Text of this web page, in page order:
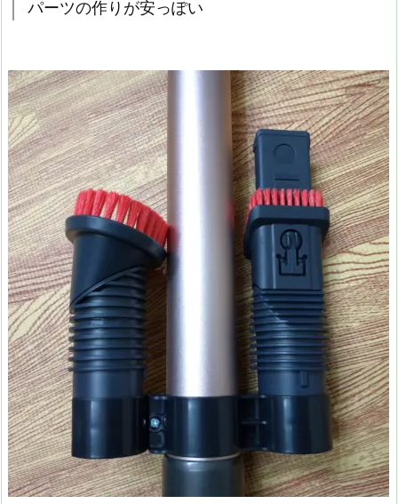
パーツの作りが安っぽい